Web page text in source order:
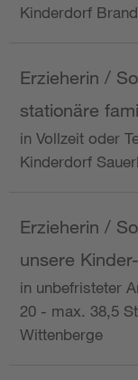
Kinderdorf
Erzieherin /
stationäre
in Vollzeit oder
Kinderdorf
Erzieherin /
unsere
in unbefristeter
20 - max. 38,5
Wittenberge